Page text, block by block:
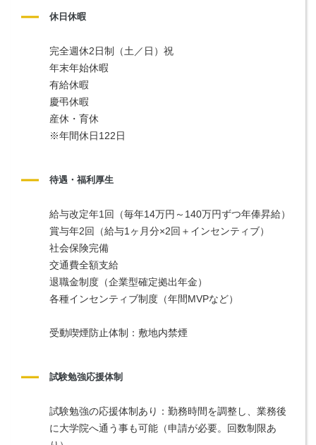
休日休暇
完全週休2日制（土／日）祝
年末年始休暇
有給休暇
慶弔休暇
産休・育休
※年間休日122日
待遇・福利厚生
給与改定年1回（毎年14万円～140万円ずつ年俸昇給）
賞与年2回（給与1ヶ月分×2回＋インセンティブ）
社会保険完備
交通費全額支給
退職金制度（企業型確定拠出年金）
各種インセンティブ制度（年間MVPなど）
受動喫煙防止体制：敷地内禁煙
試験勉強応援体制
試験勉強の応援体制あり：勤務時間を調整し、業務後
に大学院へ通う事も可能（申請が必要。回数制限あ